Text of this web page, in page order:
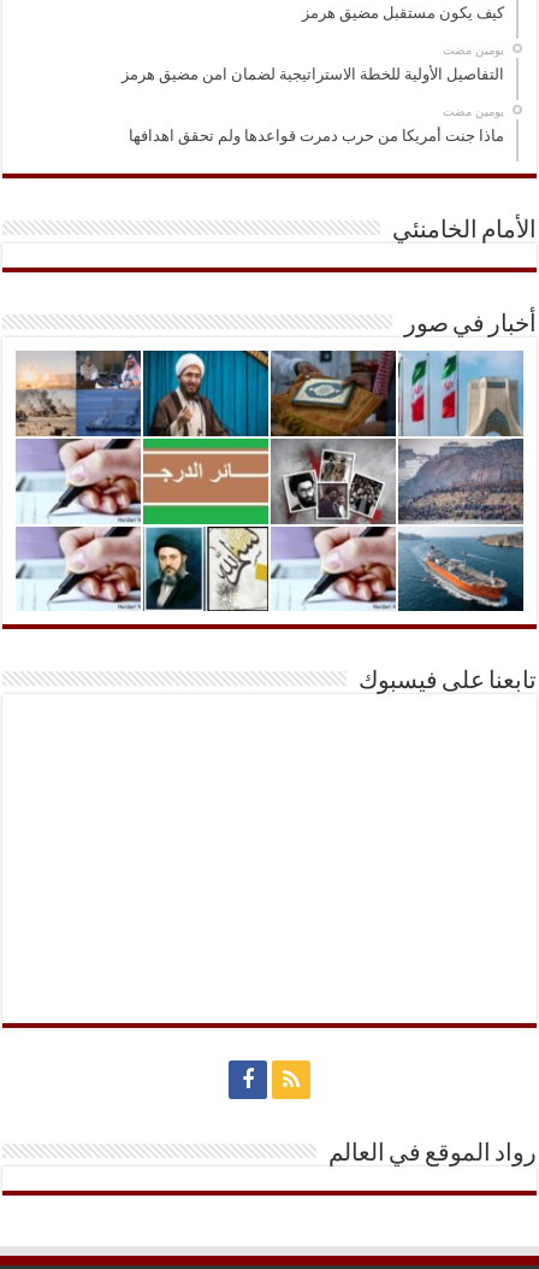
كيف يكون مستقبل مضيق هرمز
‏يومين مضت
التفاصيل الأولية للخطة الاستراتيجية لضمان امن مضيق هرمز
‏يومين مضت
ماذا جنت أمريكا من حرب دمرت قواعدها ولم تحقق اهدافها
الأمام الخامنئي
أخبار في صور
تابعنا على فيسبوك
رواد الموقع في العالم